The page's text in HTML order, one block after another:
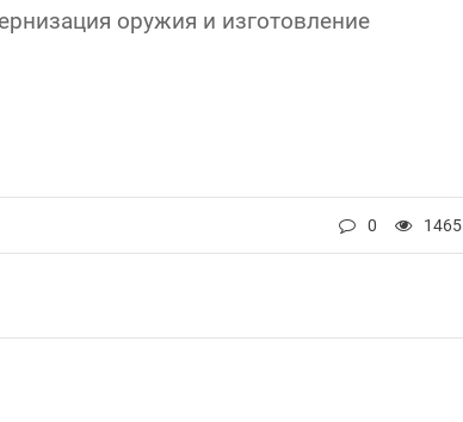
оружия и изготовление
0 1465